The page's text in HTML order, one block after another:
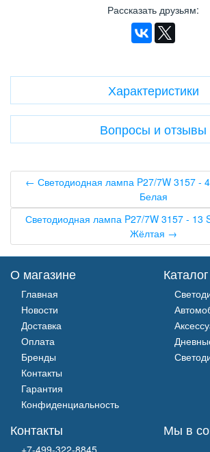
Рассказать друзьям:
Характеристики
Вопросы и отзывы
← Светодиодная лампа P27/7W 3157 -
Белая
Светодиодная лампа P27/7W 3157 - 13
Жёлтая →
О магазине
Главная
Новости
Доставка
Оплата
Бренды
Контакты
Гарантия
Конфиденциальность
Каталог
Контакты
+7-499-322-8845
Мы в